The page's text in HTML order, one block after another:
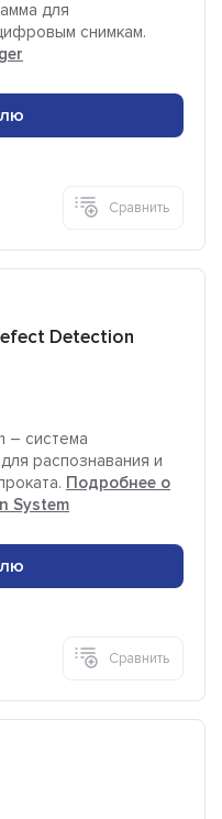
для
снимкам.
Сравнить
Detection
– система
распознавания и
Подробнее о
System
Сравнить